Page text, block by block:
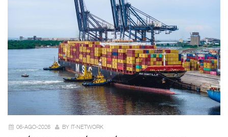
06-AGO-2026 BY IT-NETWORK